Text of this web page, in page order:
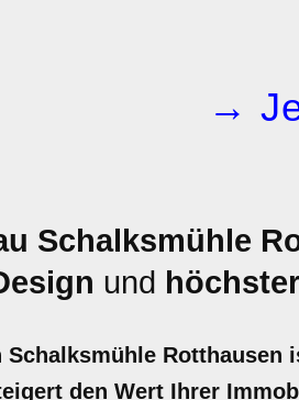
→
Schalksmühle
und
Rotthausen
den Wert Ihrer